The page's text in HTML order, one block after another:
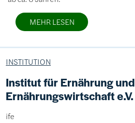
MEHR LESEN
INSTITUTION
Institut für Ernährung und
Ernährungswirtschaft e.V.
ife